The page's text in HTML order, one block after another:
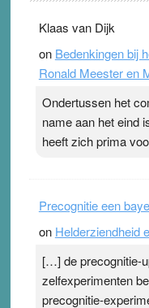
topsporters. Ze
terwijl ze meer
pleister geen effect.
Pleisterplakkers in
Klaas van Dijk
on Bedenkingen bij
Ronald Meester en
Ondertussen het
name aan het eind
heeft zich prima
Precognitie een
on Helderziendheid
[…] de precognitie-
zelfexperimenten
precognitie-